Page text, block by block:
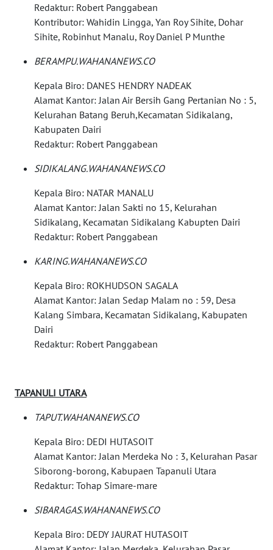
Redaktur: Robert Panggabean
Kontributor: Wahidin Lingga, Yan Roy Sihite, Dohar
Sihite, Robinhut Manalu, Roy Daniel P Munthe
BERAMPU.WAHANANEWS.CO
Kepala Biro: DANES HENDRY NADEAK
Alamat Kantor: Jalan Air Bersih Gang Pertanian No : 5,
Kelurahan Batang Beruh,Kecamatan Sidikalang,
Kabupaten Dairi
Redaktur: Robert Panggabean
SIDIKALANG.WAHANANEWS.CO
Kepala Biro: NATAR MANALU
Alamat Kantor: Jalan Sakti no 15, Kelurahan
Sidikalang, Kecamatan Sidikalang Kabupten Dairi
Redaktur: Robert Panggabean
KARING.WAHANANEWS.CO
Kepala Biro: ROKHUDSON SAGALA
Alamat Kantor: Jalan Sedap Malam no : 59, Desa
Kalang Simbara, Kecamatan Sidikalang, Kabupaten
Dairi
Redaktur: Robert Panggabean
TAPANULI UTARA
TAPUT.WAHANANEWS.CO
Kepala Biro: DEDI HUTASOIT
Alamat Kantor: Jalan Merdeka No : 3, Kelurahan Pasar
Siborong-borong, Kabupaen Tapanuli Utara
Redaktur: Tohap Simare-mare
SIBARAGAS.WAHANANEWS.CO
Kepala Biro: DEDY JAURAT HUTASOIT
WN
WN
SUKABUMI
PURWAKARTA
WN
PRIANGAN
TIMUR
WN
SEMARANG
WN
SOLO
WN
WN
WN
SURABAYA
WN
BINTAN